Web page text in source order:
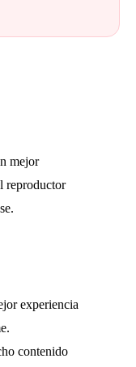
mejor
reproductor
experiencia
contenido